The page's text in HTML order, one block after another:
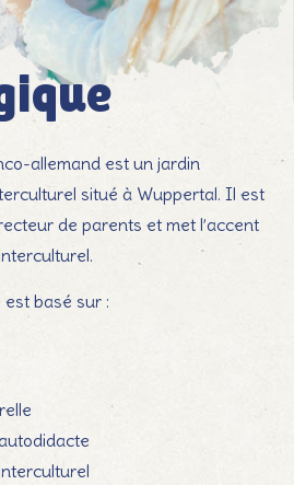
allemand est un jardin
situé à Wuppertal. Il est
de parents et met l’accent
basé sur :